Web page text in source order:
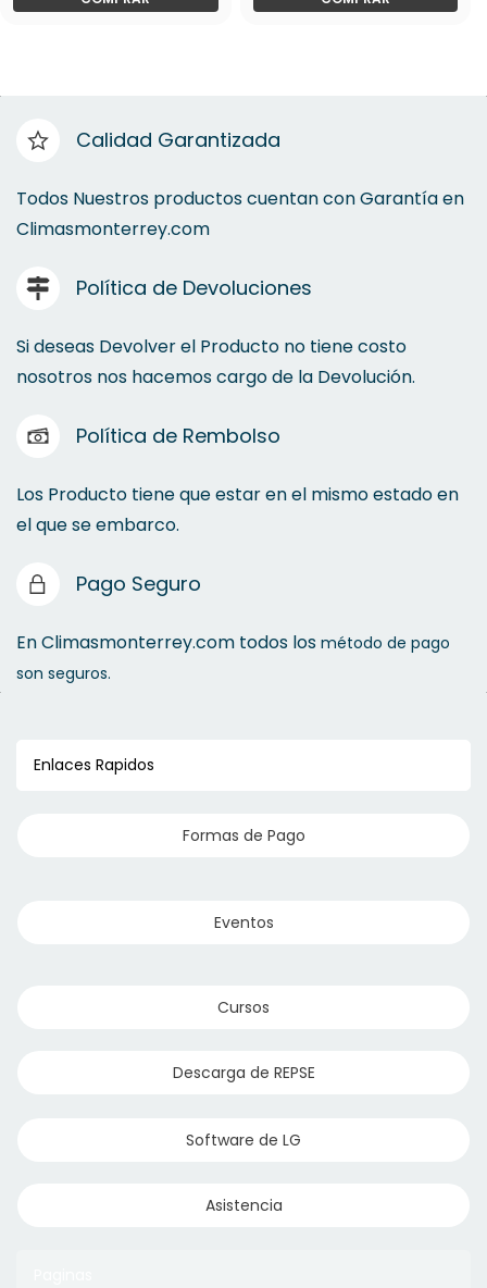
Calidad Garantizada
Todos Nuestros productos cuentan con Garantía en
Climasmonterrey.com
Política de Devoluciones
Si deseas Devolver el Producto no tiene costo
nosotros nos hacemos cargo de la Devolución.
Política de Rembolso
Los Producto tiene que estar en el mismo estado en
el que se embarco.
Pago Seguro
En Climasmonterrey.com todos los método de pago
son seguros.
Enlaces Rapidos
Formas de Pago
Eventos
Cursos
Descarga de REPSE
Software de LG
Asistencia